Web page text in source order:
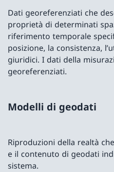
Dati georeferenziati che
proprietà di determinati
riferimento temporale
posizione, la consistenza,
giuridici. I dati della
georeferenziati.
Modelli di geodati
Riproduzioni della realtà
e il contenuto di geodati
sistema.